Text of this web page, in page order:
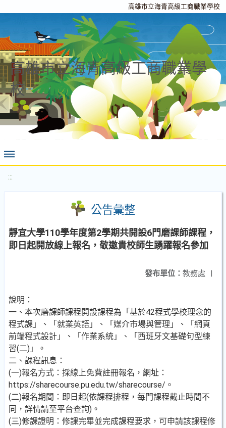
高雄市立海青高級工商職業學校
高雄市立海青高級工商職業學
校
:::
公告彙整
靜宜大學110學年度第2學期共開設6門磨課師課程，
即日起開放線上報名，敬邀貴校師生踴躍報名參加
發布單位： 教務處 |
說明：
一、本次磨課師課程開設課程為「基於42程式學校理念的
程式課」、「就業英語」、「媒介市場與管理」、「網頁
前端程式設計」、「作業系統」、「西班牙文基礎句型練
習(二)」。
二、課程訊息：
(一)報名方式：採線上免費註冊報名，網址：
https://sharecourse.pu.edu.tw/sharecourse/。
(二)報名期間：即日起(依課程排程，每門課程截止時間不
同，詳情請至平台查詢)。
(三)修課證明：修課完畢並完成課程要求，可申請該課程修